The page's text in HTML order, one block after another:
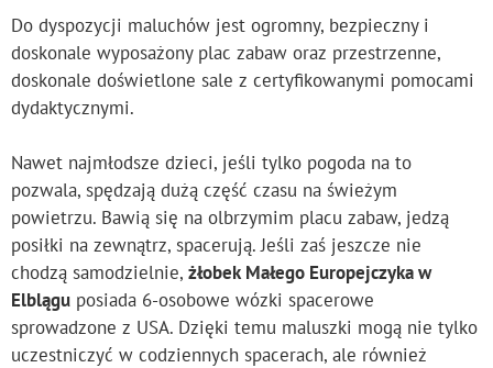
Do dyspozycji maluchów jest ogromny, bezpieczny i
doskonale wyposażony plac zabaw oraz przestrzenne,
doskonale doświetlone sale z certyfikowanymi pomocami
dydaktycznymi.
Nawet najmłodsze dzieci, jeśli tylko pogoda na to
pozwala, spędzają dużą część czasu na świeżym
powietrzu. Bawią się na olbrzymim placu zabaw, jedzą
posiłki na zewnątrz, spacerują. Jeśli zaś jeszcze nie
chodzą samodzielnie, żłobek Małego Europejczyka w
Elblągu posiada 6-osobowe wózki spacerowe
sprowadzone z USA. Dzięki temu maluszki mogą nie tylko
uczestniczyć w codziennych spacerach, ale również